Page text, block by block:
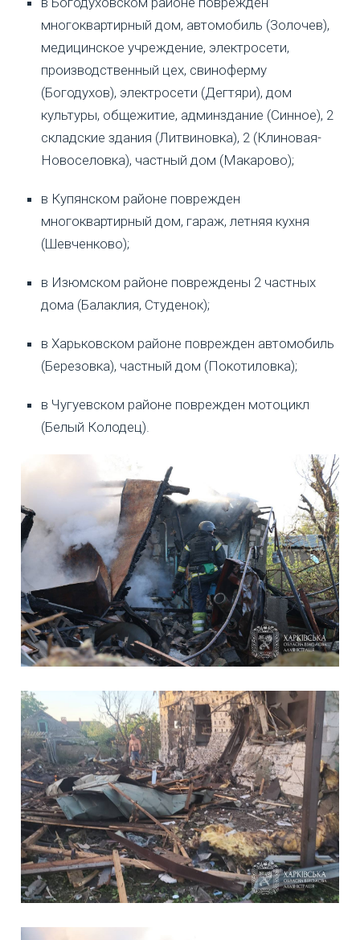
многоквартирный дом, автомобиль (Золочев),
медицинское учреждение, электросети,
производственный цех, свиноферму
(Богодухов), электросети (Дегтяри), дом
культуры, общежитие, админздание (Синное), 2
складские здания (Литвиновка), 2 (Клиновая-
Новоселовка), частный дом (Макарово);
в Купянском районе поврежден
многоквартирный дом, гараж, летняя кухня
(Шевченково);
в Изюмском районе повреждены 2 частных
дома (Балаклия, Студенок);
в Харьковском районе поврежден автомобиль
(Березовка), частный дом (Покотиловка);
в Чугуевском районе поврежден мотоцикл
(Белый Колодец).